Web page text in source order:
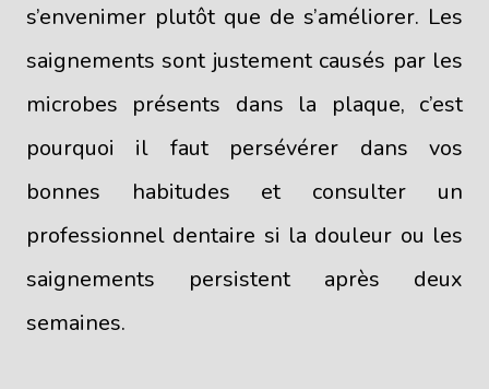
s’envenimer plutôt que de s’améliorer. Les
saignements sont justement causés par les
microbes présents dans la plaque, c’est
pourquoi il faut persévérer dans vos
bonnes habitudes et consulter un
professionnel dentaire si la douleur ou les
saignements persistent après deux
semaines.